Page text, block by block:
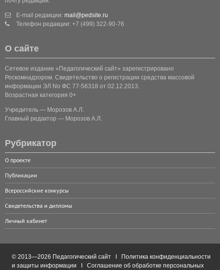
E-mail редакции: mail@pedsite.ru
Телефон редакции: +7 (499) 322-90-76
О сайте
Сетевое издание «Педагогический сайт» зарегистрировано
Роскомнадзором. Свидетельство о регистрации средства массовой
информации ЭЛ No ФС 77-56318 от 02.12.2013.
Возрастная категория 0+
Учредитель — Морозов А.Л.
Главный редактор — Морозов А.Л.
Рубрикатор
О проекте
Публикации
Всероссийские конкурсы
Свидетельства и дипломы
Личный кабинет
© 2013—2026 Педагогический сайт I
Политика конфиденциальности
и защиты информации
Соглашение об обработке персональных